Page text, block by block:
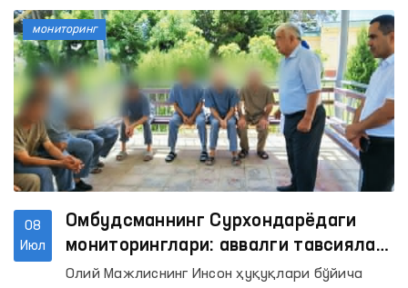
08
Июл
Омбудсманнинг Сурхондарёдаги
мониторинглари: аввалги тавсиялар
ижроси ўрганилди
Олий Мажлиснинг Инсон ҳуқуқлари бўйича
мониторинг